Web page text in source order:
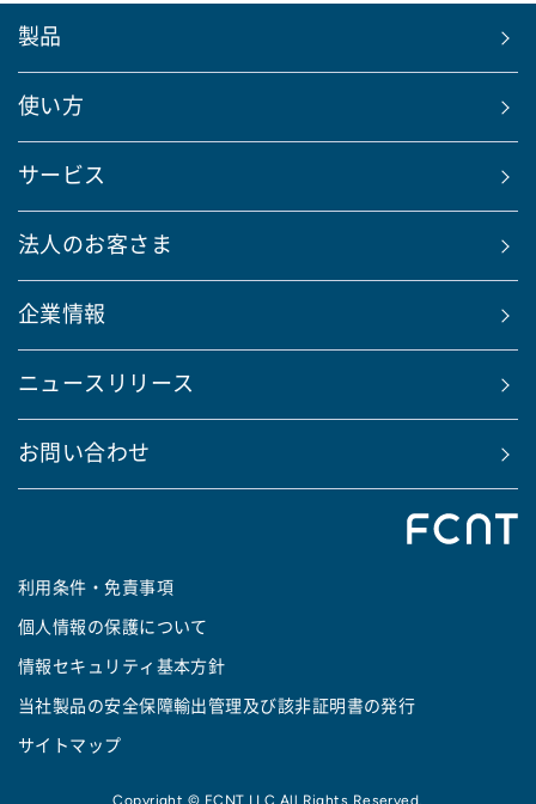
製品
使い方
サービス
法人のお客さま
企業情報
ニュースリリース
お問い合わせ
利用条件・免責事項
個人情報の保護について
情報セキュリティ基本方針
当社製品の安全保障輸出管理及び該非証明書の発行
サイトマップ
Copyright © FCNT LLC All Rights Reserved.